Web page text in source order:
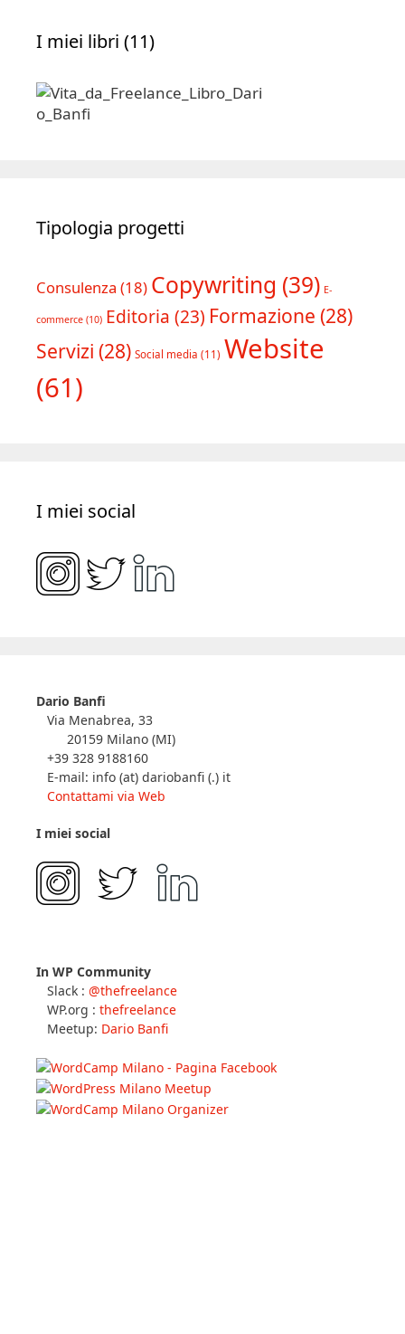
I miei libri (11)
Tipologia progetti
Consulenza (18) Copywriting (39) E-
commerce (10) Editoria (23) Formazione (28)
Servizi (28) Social media (11) Website
(61)
I miei social
Dario Banfi
Via Menabrea, 33
20159 Milano (MI)
+39 328 9188160
E-mail: info (at) dariobanfi (.) it
Contattami via Web
I miei social
In WP Community
Slack : @thefreelance
WP.org : thefreelance
Meetup: Dario Banfi